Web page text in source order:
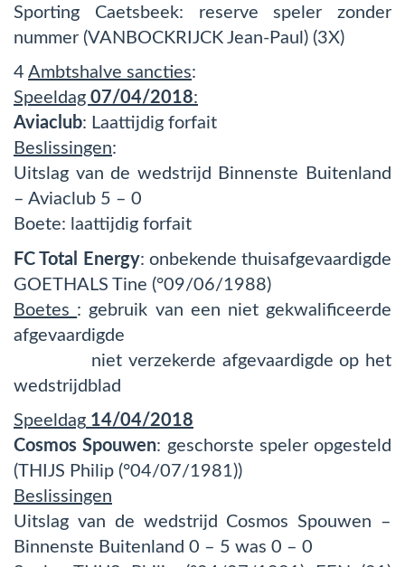
Sporting Caetsbeek: reserve speler zonder
nummer (VANBOCKRIJCK Jean-Paul) (3X)
4 Ambtshalve sancties:
Speeldag 07/04/2018:
Aviaclub: Laattijdig forfait
Beslissingen:
Uitslag van de wedstrijd Binnenste Buitenland
– Aviaclub 5 – 0
Boete: laattijdig forfait
FC Total Energy: onbekende thuisafgevaardigde
GOETHALS Tine (°09/06/1988)
Boetes : gebruik van een niet gekwalificeerde
afgevaardigde
niet verzekerde afgevaardigde op het
wedstrijdblad
Speeldag 14/04/2018
Cosmos Spouwen: geschorste speler opgesteld
(THIJS Philip (°04/07/1981))
Beslissingen
Uitslag van de wedstrijd Cosmos Spouwen –
Binnenste Buitenland 0 – 5 was 0 – 0